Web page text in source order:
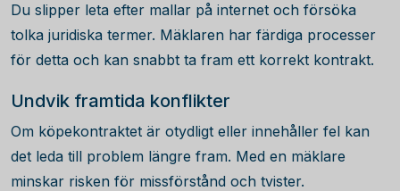
Du slipper leta efter mallar på internet och försöka
tolka juridiska termer. Mäklaren har färdiga processer
för detta och kan snabbt ta fram ett korrekt kontrakt.
Undvik framtida konflikter
Om köpekontraktet är otydligt eller innehåller fel kan
det leda till problem längre fram. Med en mäklare
minskar risken för missförstånd och tvister.